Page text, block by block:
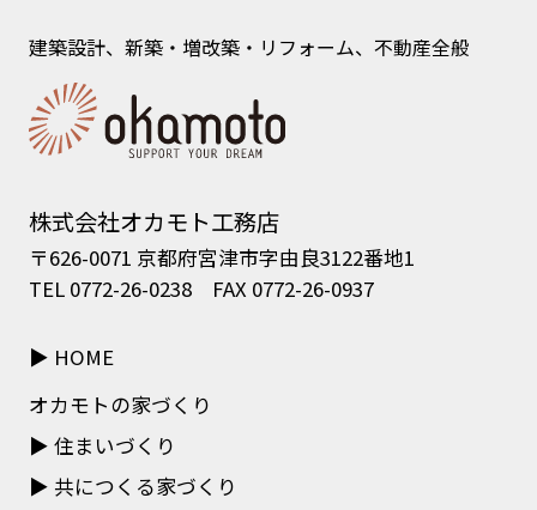
建築設計、新築・増改築・リフォーム、不動産全般
株式会社オカモト工務店
〒626-0071 京都府宮津市字由良3122番地1
TEL 0772-26-0238 FAX 0772-26-0937
HOME
オカモトの家づくり
住まいづくり
共につくる家づくり